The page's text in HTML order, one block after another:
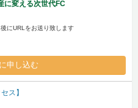
に変える次世代FC
にURLをお送り致します
申し込む
ス】